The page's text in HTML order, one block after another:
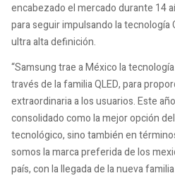
encabezado el mercado durante 14
para seguir impulsando la tecnología
ultra alta definición.
“Samsung trae a México la
través de la familia QLED, para
extraordinaria a los usuarios. Este
consolidado como la mejor opción
tecnológico, sino también en
somos la marca preferida de los
país, con la llegada de la nueva